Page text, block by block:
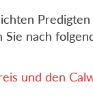
Sie nach
und den